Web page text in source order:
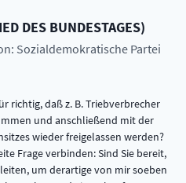
DES BUNDESTAGES)
Sozialdemokratische Partei
richtig, daß z. B. Triebverbrecher
und anschließend mit der
wieder freigelassen werden?
Frage verbinden: Sind Sie bereit,
um derartige von mir soeben